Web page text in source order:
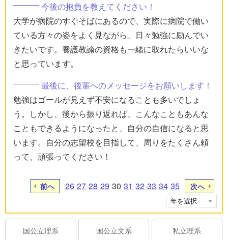
今後の抱負を教えてください！
大学が病院のすぐそばにあるので、実際に病院で働い
ている方々の姿をよく見ながら、日々勉強に励んでい
きたいです。養護教諭の資格も一緒に取れたらいいな
と思っています。
最後に、後輩へのメッセージをお願いします！
勉強はゴールが見えず不安になることも多いでしょ
う。しかし、後から振り返れば、こんなこともあんな
こともできるようになったと、自分の自信になると思
います。自分の志望校を目指して、周りをたくさん頼
って、頑張ってください！
前へ 26 27 28 29 30 31 32 33 34 35 次へ
国公立理系 国公立文系 私立理系